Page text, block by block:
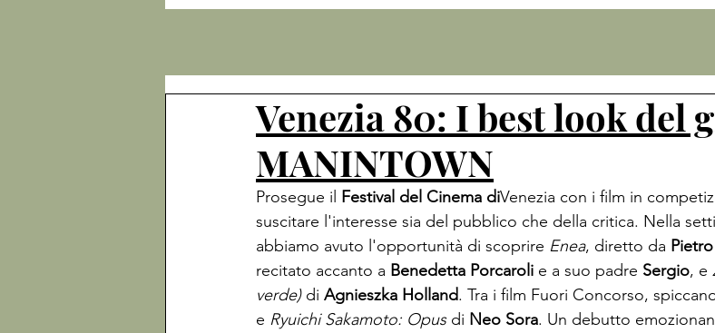
Venezia 80: I best look del
MANINTOWN
Prosegue il Festival del Cinema diVenezia con i film in
suscitare l'interesse sia del pubblico che della critica. Nella
abbiamo avuto l'opportunità di scoprire Enea, diretto da
recitato accanto a Benedetta Porcaroli e a suo padre Sergio, e
verde) di Agnieszka Holland. Tra i film Fuori Concorso,
e Ryuichi Sakamoto: Opus di Neo Sora. Un debutto